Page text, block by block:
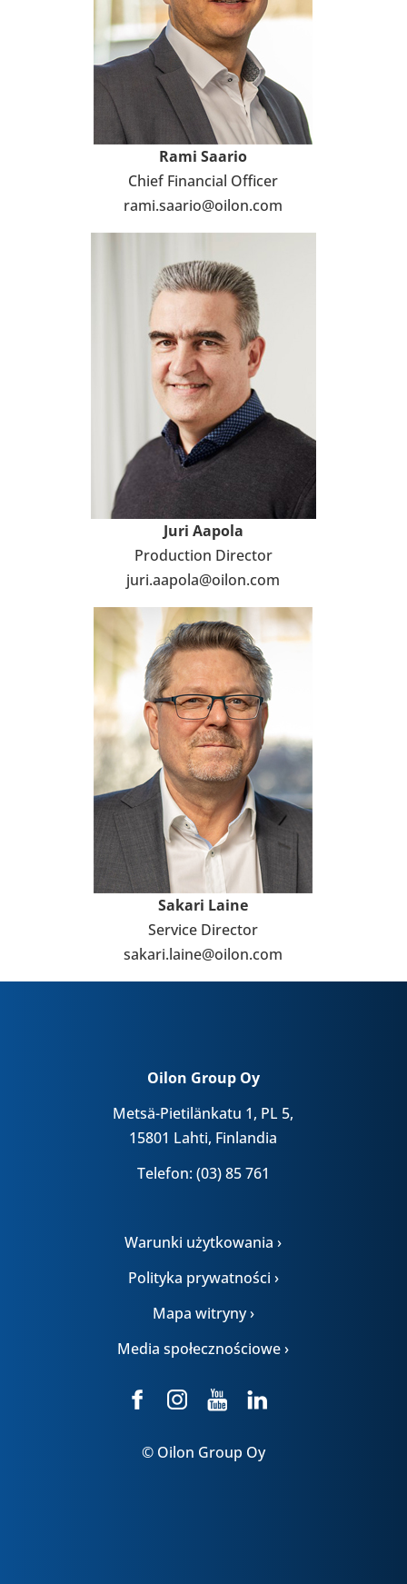
Rami Saario
Chief Finan­cial Officer
rami.saario@oilon.com
Juri Aapola
Pro­duc­tion Direc­tor
juri.aapola@oilon.com
Sakari Laine
Service Direc­tor
sakari.laine@oilon.com
Oilon Group Oy
Metsä-Pietilänkatu 1, PL 5,
15801 Lahti, Finlandia
Telefon: (03) 85 761
Warunki użytkowania ›
Polityka prywatności ›
Mapa witryny ›
Media społecznościowe ›
© Oilon Group Oy